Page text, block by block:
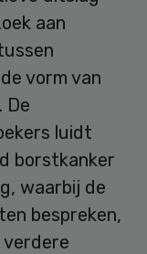
aan
vorm van
De
luidt
borstkanker
waarbij de
bespreken,